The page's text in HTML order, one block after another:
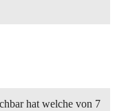
hat welche von 7